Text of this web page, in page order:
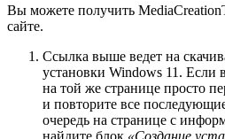
Вы можете получить
сайте.
Ссылка выше ведет на
установки Windows 11. Если
на той же странице просто
и повторите все
очередь на странице с